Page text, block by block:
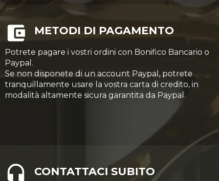
METODI DI PAGAMENTO
Potrete pagare i vostri ordini con Bonifico Bancario o
Paypal.
Se non disponete di un account Paypal, potrete
tranquillamente usare la vostra carta di credito, in
modalità altamente sicura garantita da Paypal.
CONTATTACI SUBITO